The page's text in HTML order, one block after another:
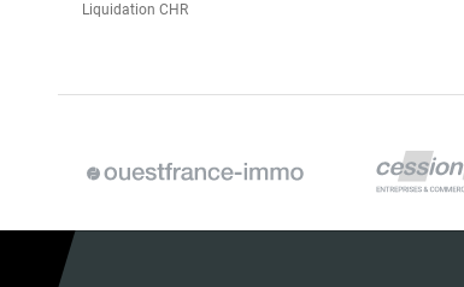
Liquidation CHR